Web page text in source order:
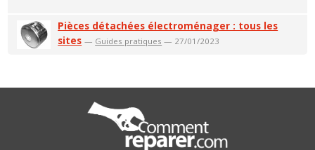
Pièces détachées électroménager : tous les
sites — Guides pratiques — 27/01/2023